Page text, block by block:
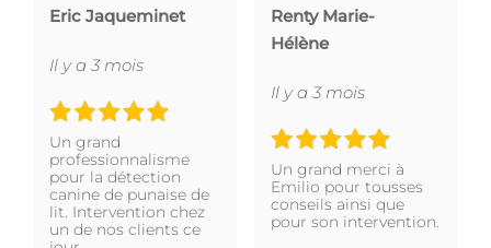
Eric Jaqueminet
Il y a 3 mois
Un grand
professionnalisme
pour la détection
canine de punaise de
lit. Intervention chez
un de nos clients ce
Renty Marie-
Hélène
Il y a 3 mois
Un grand merci à
Emilio pour tousses
conseils ainsi que
pour son intervention.